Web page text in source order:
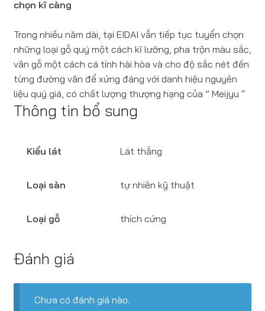
chọn kĩ càng
Trong nhiều năm dài, tại EIDAI vẫn tiếp tục tuyển chọn
những loại gỗ quý một cách kĩ lưỡng, pha trộn màu sắc,
vân gỗ một cách cá tính hài hòa và cho độ sắc nét đến
từng đường vân để xứng đáng với danh hiệu nguyên
liệu quý giá, có chất lượng thượng hạng của ” Meijyu “
Thông tin bổ sung
Kiểu lát Lát thẳng
Loại sàn tự nhiên kỹ thuật
Loại gỗ thích cứng
Đánh giá
Chưa có đánh giá nào.